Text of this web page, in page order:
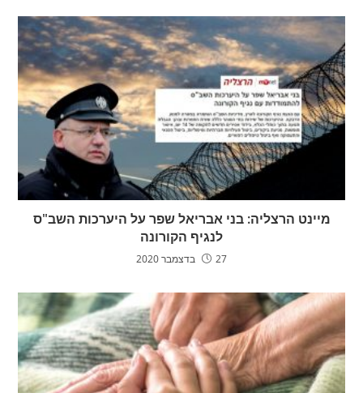
מיינט הרצליה: בני אבריאל שפר על היערכות השב"ס
לנגיף הקורונה
27 בדצמבר 2020